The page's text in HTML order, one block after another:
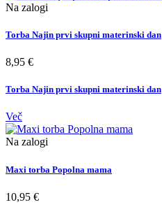
Na zalogi
Torba Najin prvi skupni materinski dan
8,95 €
Torba Najin prvi skupni materinski dan
Več
Na zalogi
Maxi torba Popolna mama
10,95 €